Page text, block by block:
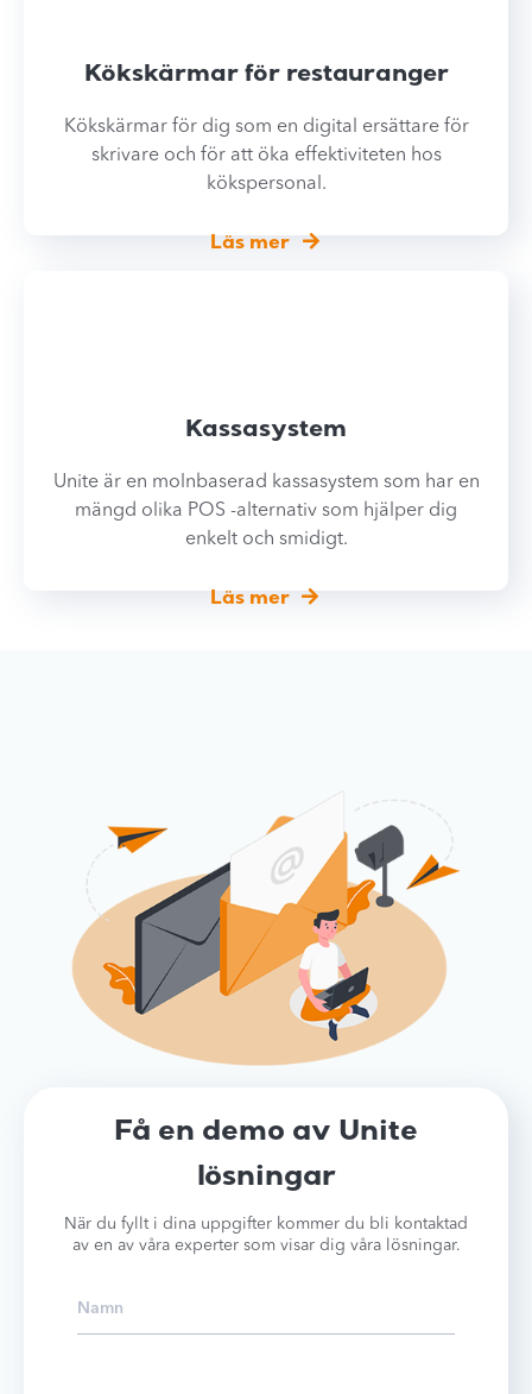
Kökskärmar för restauranger
Kökskärmar för dig som en digital ersättare för
skrivare och för att öka effektiviteten hos
kökspersonal.
Läs mer
Kassasystem
Unite är en molnbaserad kassasystem som har en
mängd olika POS -alternativ som hjälper dig
enkelt och smidigt.
Läs mer
Få en demo av Unite
lösningar
När du fyllt i dina uppgifter kommer du bli kontaktad
av en av våra experter som visar dig våra lösningar.